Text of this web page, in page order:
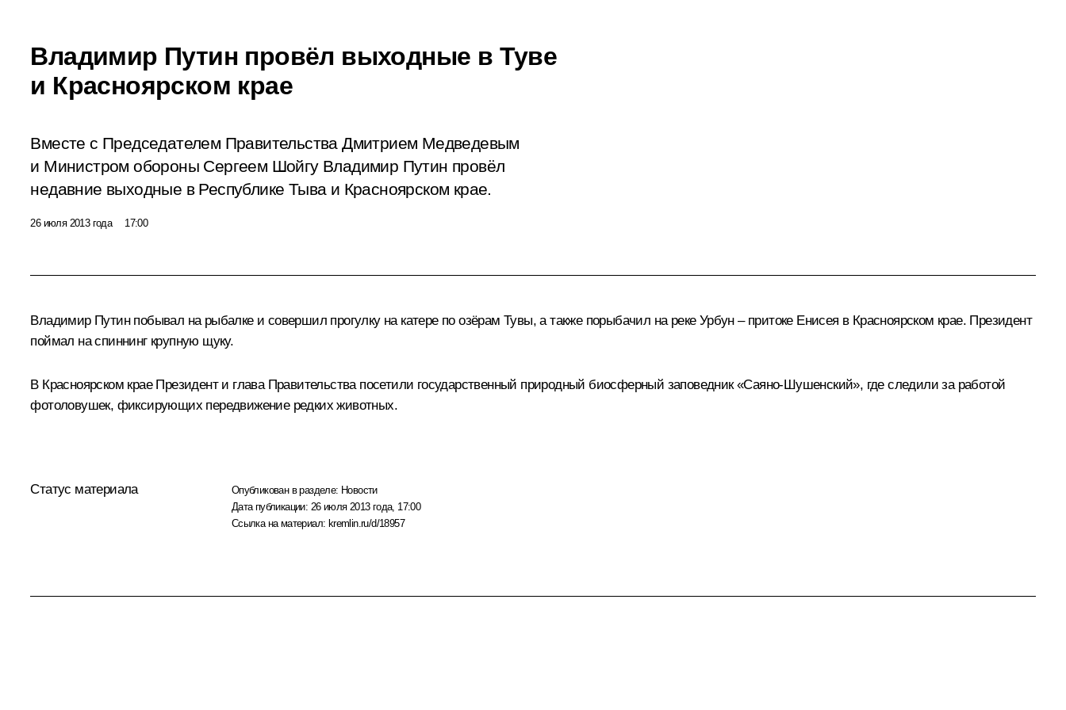
Владимир Путин провёл выходные в Туве
и Красноярском крае
Вместе с Председателем Правительства Дмитрием Медведевым
и Министром обороны Сергеем Шойгу Владимир Путин провёл
недавние выходные в Республике Тыва и Красноярском крае.
26 июля 2013 года 17:00
Владимир Путин побывал на рыбалке и совершил прогулку на катере по озёрам Тувы, а также порыбачил на реке Урбун – притоке Енисея в Красноярском крае. Президент
поймал на спиннинг крупную щуку.
В Красноярском крае Президент и глава Правительства посетили государственный природный биосферный заповедник «Саяно-Шушенский», где следили за работой
фотоловушек, фиксирующих передвижение редких животных.
Статус материала Опубликован в разделе: Новости
Дата публикации: 26 июля 2013 года, 17:00
Ссылка на материал: kremlin.ru/d/18957